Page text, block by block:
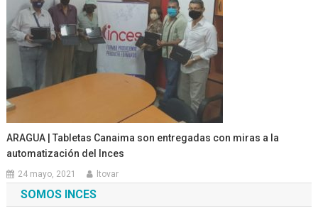
ARAGUA | Tabletas Canaima son entregadas con miras a la
automatización del Inces
24 mayo, 2021 ltovar
SOMOS INCES